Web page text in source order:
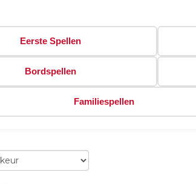
Eerste Spellen
Bordspellen
Familiespellen